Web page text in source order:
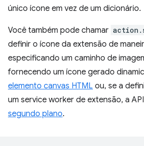
único ícone em vez de um dicionário.
Você também pode chamar
definir o ícone da extensão de
especificando um caminho de
fornecendo um ícone gerado
elemento canvas HTML ou, se a
um service worker de extensão, a API
segundo plano.